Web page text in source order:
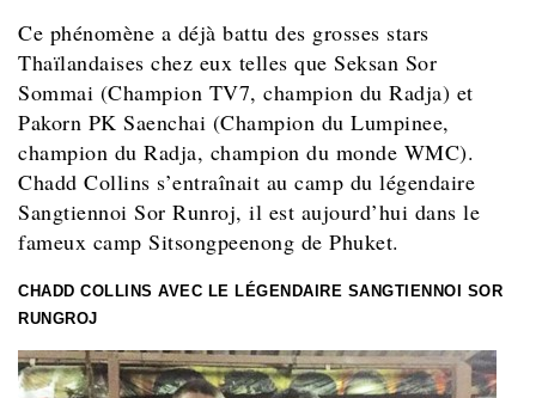
Ce phénomène a déjà battu des grosses stars
Thaïlandaises chez eux telles que Seksan Sor
Sommai (Champion TV7, champion du Radja) et
Pakorn PK Saenchai (Champion du Lumpinee,
champion du Radja, champion du monde WMC).
Chadd Collins s’entraînait au camp du légendaire
Sangtiennoi Sor Runroj, il est aujourd’hui dans le
fameux camp Sitsongpeenong de Phuket.
CHADD COLLINS AVEC LE LÉGENDAIRE SANGTIENNOI SOR
RUNGROJ